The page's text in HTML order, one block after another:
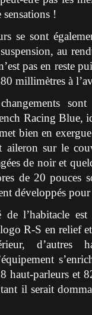
sensations !
se sont
au
pas en reste
millimètres à
Racing Blue,
bien en
aileron sur le
de noir et
de 20 pouces
développés
de l’habitacle
R-S en relief
d’autres
haut-parleurs et
il serait